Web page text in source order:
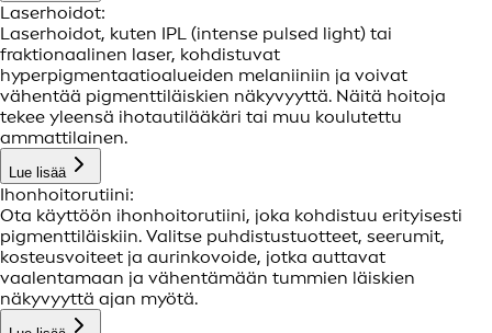
Laserhoidot:
Laserhoidot, kuten IPL (intense pulsed light) tai
fraktionaalinen laser, kohdistuvat
hyperpigmentaatioalueiden melaniiniin ja voivat
vähentää pigmenttiläiskien näkyvyyttä. Näitä hoitoja
tekee yleensä ihotautilääkäri tai muu koulutettu
ammattilainen.
Lue lisää
Ihonhoitorutiini:
Ota käyttöön ihonhoitorutiini, joka kohdistuu erityisesti
pigmenttiläiskiin. Valitse puhdistustuotteet, seerumit,
kosteusvoiteet ja aurinkovoide, jotka auttavat
vaalentamaan ja vähentämään tummien läiskien
näkyvyyttä ajan myötä.